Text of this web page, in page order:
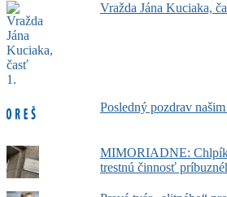
Vražda Jána Kuciaka,
Posledný pozdrav
MIMORIADNE:
trestnú činnosť